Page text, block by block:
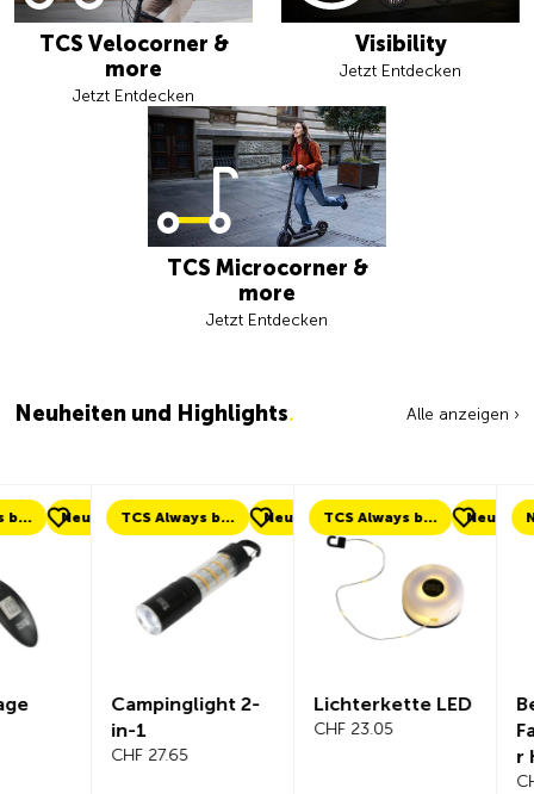
TCS Velocorner &
more
Jetzt Entdecken
Visibility
Jetzt Entdecken
TCS Microcorner &
more
Jetzt Entdecken
Neuheiten und Highlights. Alle anzeigen ›
TCS Always by my side Neu
Campinglight 2-
TCS Always by my side Neu
Lichterkette LED
CHF 23.05
Neu
Beeline
r
CHF 101.65